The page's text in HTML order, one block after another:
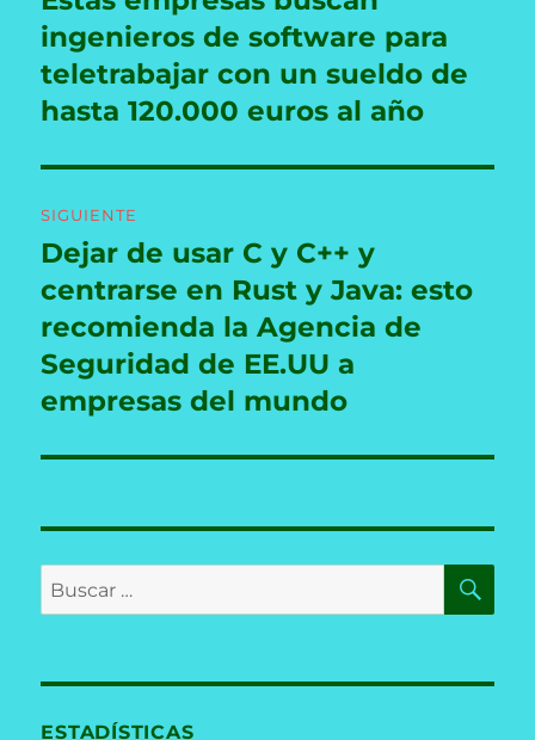
entradas
anterior:
ingenieros de software para
teletrabajar con un sueldo de
hasta 120.000 euros al año
SIGUIENTE
Entrada
siguiente:
Dejar de usar C y C++ y
centrarse en Rust y Java: esto
recomienda la Agencia de
Seguridad de EE.UU a
empresas del mundo
Buscar
por:
ESTADÍSTICAS